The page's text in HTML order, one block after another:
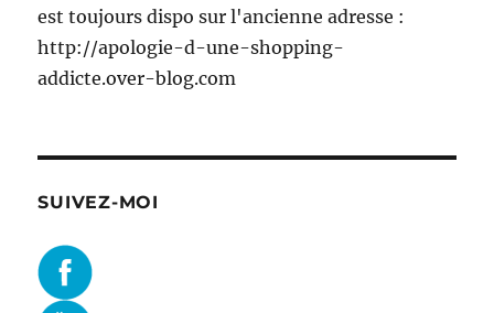
est toujours dispo sur l'ancienne adresse :
http://apologie-d-une-shopping-
addicte.over-blog.com
SUIVEZ-MOI